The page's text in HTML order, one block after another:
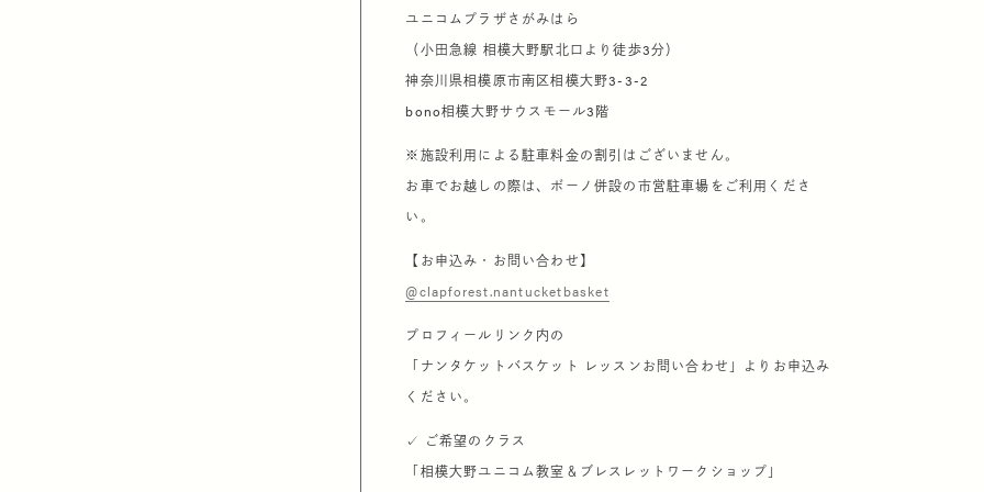
ユニコムプラザさがみはら
（小田急線 相模大野駅北口より徒歩3分）
神奈川県相模原市南区相模大野3-3-2
bono相模大野サウスモール3階
※施設利用による駐車料金の割引はございません。
お車でお越しの際は、ボーノ併設の市営駐車場をご利用くださ
い。
【お申込み・お問い合わせ】
@clapforest.nantucketbasket
プロフィールリンク内の
「ナンタケットバスケット レッスンお問い合わせ」よりお申込み
ください。
✓ ご希望のクラス
「相模大野ユニコム教室＆ブレスレットワークショップ」